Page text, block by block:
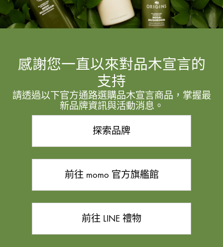
感謝您一直以來對品木宣言的
支持
請透過以下官方通路選購品木宣言商品，掌握最
新品牌資訊與活動消息。
探索品牌
前往 momo 官方旗艦館
前往 LINE 禮物